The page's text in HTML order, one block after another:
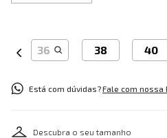
36 38 40
Está com dúvidas?Fale com nossa
Descubra o seu tamanho